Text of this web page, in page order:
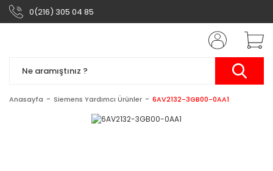
0(216) 305 04 85
Anasayfa Siemens Yardımcı Ürünler 6AV2132-3GB00-0AA1